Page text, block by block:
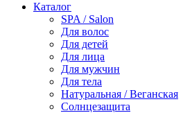
Каталог
SPA / Salon
Для волос
Для детей
Для лица
Для мужчин
Для тела
Натуральная / Веганская
Солнцезащита